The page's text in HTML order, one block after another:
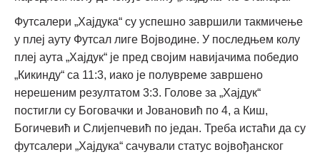
Футсалери „Хајдука“ су успешно завршили такмичење
у плеј ауту Футсал лиге Војводине. У последњем колу
плеј аута „Хајдук“ је пред својим навијачима победио
„Кикинду“ са 11:3, иако је полувреме завршено
нерешеним резултатом 3:3. Голове за „Хајдук“
постигли су Боговачки и Јовановић по 4, а Киш,
Богичевић и Слијепчевић по један. Треба истаћи да су
футсалери „Хајдука“ сачували статус војвођанског